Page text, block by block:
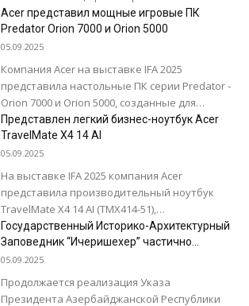
киберспортсменов. Монитор оснащен
дисплеем диагональю 26,5 дюйма,
используется...
Acer представил мощные игровые ПК
Predator Orion 7000 и Orion 5000
05.09.2025
Компания Acer на выставке IFA 2025
представила настольные ПК серии Predator -
Orion 7000 и Orion 5000, созданные для
геймеров и создателей контента. Оба...
Представлен легкий бизнес-ноутбук Acer
TravelMate X4 14 AI
05.09.2025
На выставке IFA 2025 компания Acer
представила производительный ноутбук
TravelMate X4 14 AI (TMX414-51),
разработанный специально для
потребностей малого и среднего бизнеса.
Ноутбук соответствует...
Государственный Историко-Архитектурный
Заповедник “Ичеришехер” частично
перевел свои ИТ-системы в
05.09.2025
Продолжается реализация Указа
Президента Азербайджанской Республики